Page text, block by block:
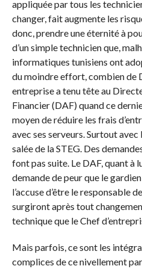
appliquée par tous les
changer, fait augmente les
donc, prendre une éternité à
d’un simple technicien que,
informatiques tunisiens ont
du moindre effort, combien de
entreprise a tenu tête au
Financier (DAF) quand ce
moyen de réduire les frais
avec ses serveurs. Surtout
salée de la STEG. Des
font pas suite. Le DAF, quant à
demande de peur que le
l’accuse d’être le responsable
surgiront après tout
technique que le Chef
Mais parfois, ce sont les
complices de ce nivellement